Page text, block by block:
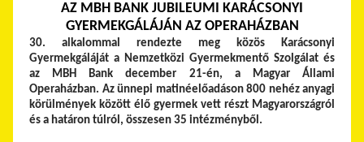
AZ MBH BANK JUBILEUMI KARÁCSONYI
GYERMEKGÁLÁJÁN AZ OPERAHÁZBAN
30. alkalommal rendezte meg közös Karácsonyi
Gyermekgáláját a Nemzetközi Gyermekmentő Szolgálat és
az MBH Bank december 21-én, a Magyar Állami
Operaházban. Az ünnepi matinéelőadáson 800 nehéz anyagi
körülmények között élő gyermek vett részt Magyarországról
és a határon túlról, összesen 35 intézményből.